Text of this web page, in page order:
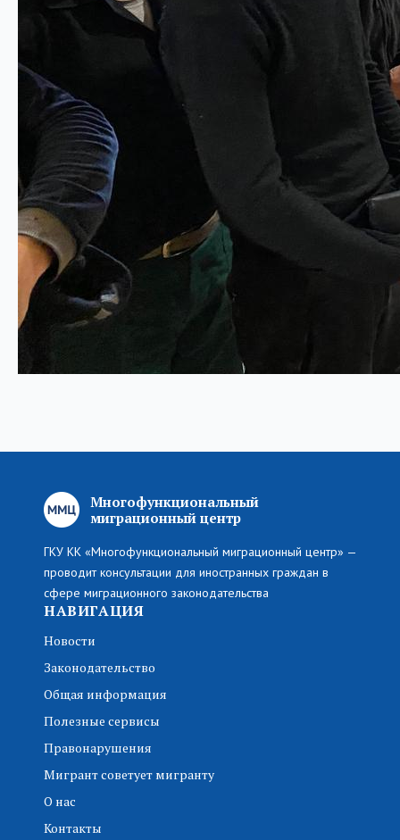
Многофункциональный
миграционный центр
ГКУ КК «Многофункциональный миграционный центр» —
проводит консультации для иностранных граждан в
сфере миграционного законодательства
НАВИГАЦИЯ
Новости
Законодательство
Общая информация
Полезные сервисы
Правонарушения
Мигрант советует мигранту
О нас
Контакты